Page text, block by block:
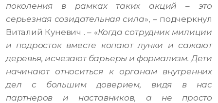
поколения в рамках таких акций – это
серьезная созидательная сила», – подчеркнул
Виталий Куневич . – «Когда сотрудник милиции
и подросток вместе копают лунки и сажают
деревья, исчезают барьеры и формализм. Дети
начинают относиться к органам внутренних
дел с большим доверием, видя в нас
партнеров и наставников, а не просто